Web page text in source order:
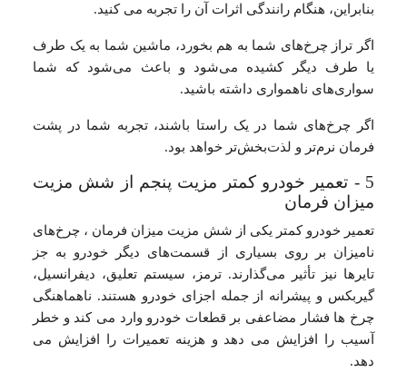
بنابراین، هنگام رانندگی اثرات آن را تجربه می کنید.
اگر تراز چرخ‌های شما به هم بخورد، ماشین شما به یک طرف
یا طرف دیگر کشیده می‌شود و باعث می‌شود که شما
سواری‌های ناهمواری داشته باشید.
اگر چرخ‌های شما در یک راستا باشند، تجربه شما در پشت
فرمان نرم‌تر و لذت‌بخش‌تر خواهد بود.
5 - تعمیر خودرو کمتر مزیت پنجم از شش مزیت
میزان فرمان
تعمیر خودرو کمتر یکی از شش مزیت میزان فرمان ، چرخ‌های
نامیزان بر روی بسیاری از قسمت‌های دیگر خودرو به جز
تایرها نیز تأثیر می‌گذارند. ترمز، سیستم تعلیق، دیفرانسیل،
گیربکس و پیشرانه از جمله اجزای خودرو هستند. ناهماهنگی
چرخ ها فشار مضاعفی بر قطعات خودرو وارد می کند و خطر
آسیب را افزایش می دهد و هزینه تعمیرات را افزایش می
دهد.